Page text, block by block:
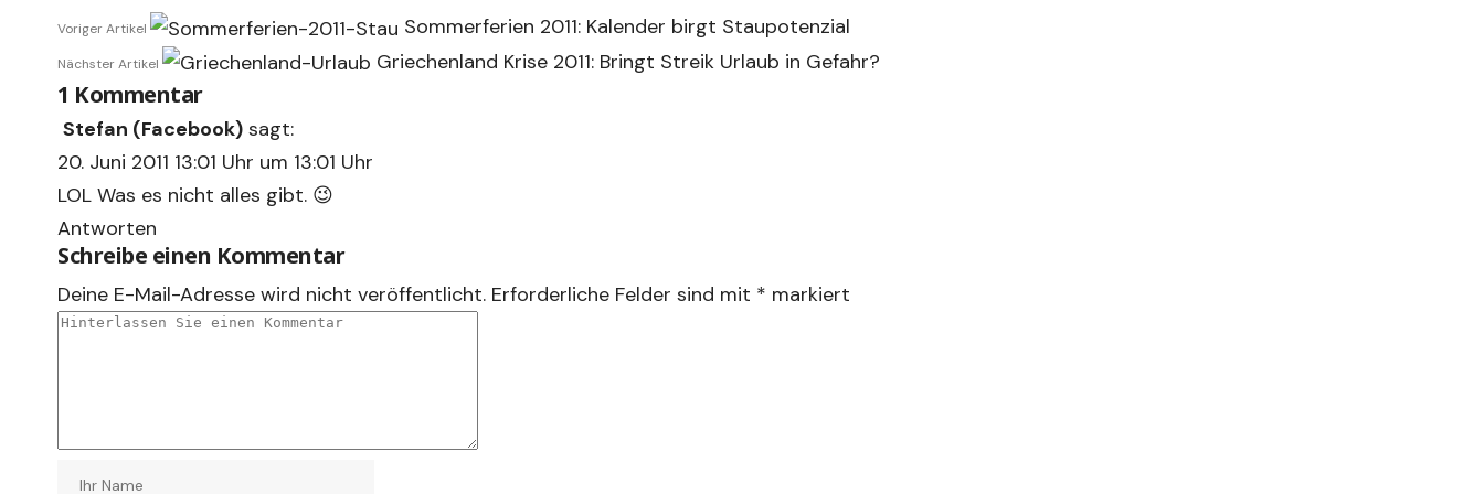
Voriger Artikel Sommerferien 2011: Kalender birgt Staupotenzial
Nächster Artikel Griechenland Krise 2011: Bringt Streik Urlaub in Gefahr?
1 Kommentar
Stefan (Facebook) sagt:
20. Juni 2011 13:01 Uhr um 13:01 Uhr
LOL Was es nicht alles gibt. 😉
Antworten
Schreibe einen Kommentar
Deine E-Mail-Adresse wird nicht veröffentlicht. Erforderliche Felder sind mit * markiert